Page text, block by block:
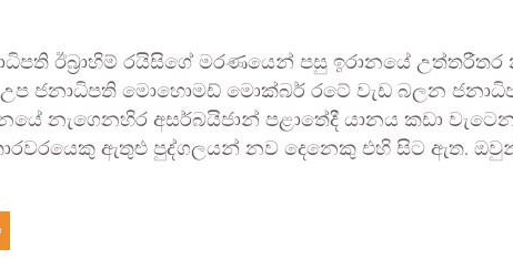
ඊබ්‍රාහිම් රයිසිගේ මරණයෙන් පසු ඉරානයේ උත්තරීතර
ජනාධිපති මොහොමඩ් මොක්බර් රටේ වැඩ බලන
නැගෙනහිර අසර්බයිජාන් පළාතේදී යානය කඩා
ඇතුළු පුද්ගලයන් නව දෙනෙකු එහි සිට ඇත.